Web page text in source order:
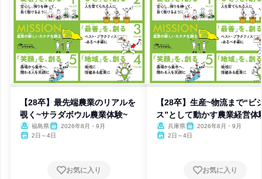
【28卒】最先端農業のリアルを
覗く~サラダボウル農業体験~
福島県
2026年8月・9月
2日～4日
お気に入り
【28卒】生産~物流まで“ビ
ス”として動かす農業経営体
兵庫県
2026年8月・9月
2日～4日
お気に入り